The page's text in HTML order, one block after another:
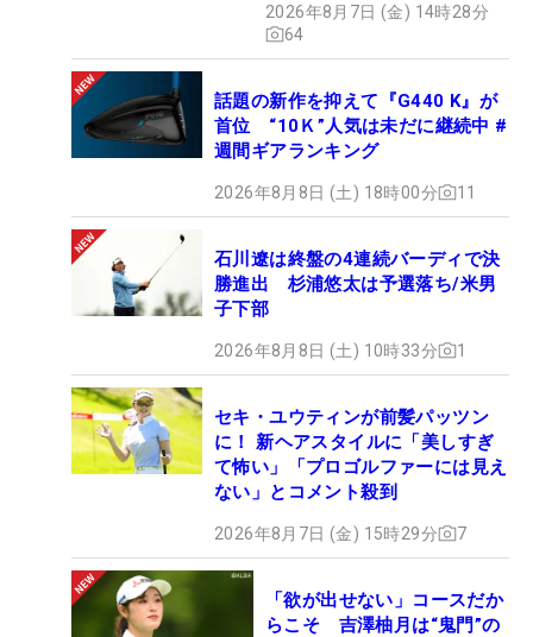
ュー
2026年8月7日 (金) 14時28分
64
話題の新作を抑えて『G440 K』が
首位 “10Ｋ”人気は未だに継続中 #
週間ギアランキング
2026年8月8日 (土) 18時00分 11
石川遼は終盤の4連続バーディで決
勝進出 杉浦悠太は予選落ち/米男
子下部
2026年8月8日 (土) 10時33分 1
セキ・ユウティンが前髪パッツン
に！ 新ヘアスタイルに「美しすぎ
て怖い」「プロゴルファーには見え
ない」とコメント殺到
2026年8月7日 (金) 15時29分 7
「欲が出せない」コースだか
らこそ 吉澤柚月は“鬼門”の